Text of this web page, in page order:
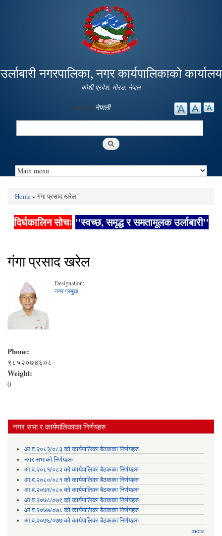
Skip to
main
content
उर्लाबारी नगरपालिका, नगर कार्यपालिकाको कार्यालय
कोशी प्रदेश, माेरङ, नेपाल
English नेपाली
Search
You are here
Home» गंगा प्रसाद खरेल
दिर्घकालिन सोचः "स्वच्छ, समृद्ध र समतामूलक उर्लाबारी"
गंगा प्रसाद खरेल
Designation:
नगर प्रमुख
Phone:
९८५२०७४६०८
Weight:
0
नगर सभा र कार्यपालिकाका निर्णयहरु
आ.व.२०८२/०८३ को कार्यपालिका बैठकका निर्णयहरु
नगर सभाको निर्णयहरु
आ.व.२०८१/०८२ को कार्यपालिका बैठकका निर्णयहरु
आ.व.२०८०/०८१ को कार्यपालिका बैठकका निर्णयहरु
आ.व.२०७९/०८० को कार्यपालिका बैठकका निर्णयहरु
आ.व.२०७८/०७९ को कार्यपालिका बैठकका निर्णयहरु
आ.व.२०७७/०७८ को कार्यपालिका बैठकका निर्णयहरु
आ.व.२०७६/०७७ को कार्यपालिका बैठकका निर्णयहरु
more